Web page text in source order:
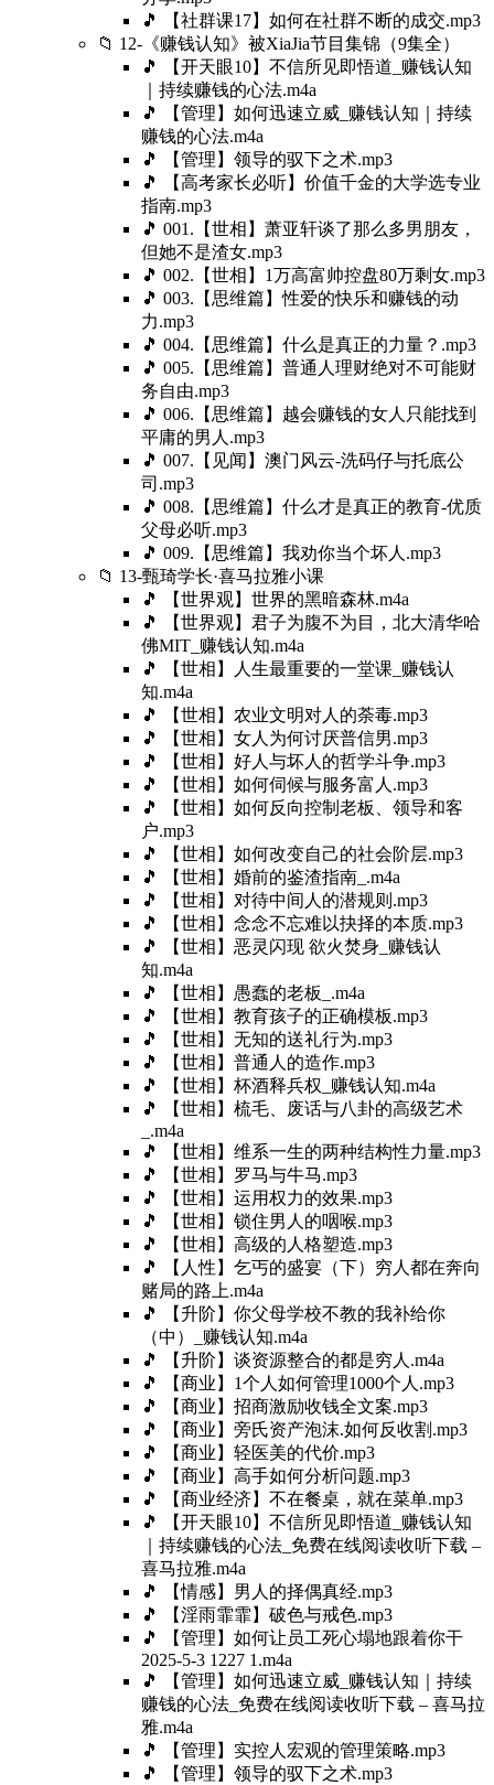
🎵 【社群课17】如何在社群不断的成交.mp3
📁 12-《赚钱认知》被XiaJia节目集锦（9集全）
🎵 【开天眼10】不信所见即悟道_赚钱认知
｜持续赚钱的心法.m4a
🎵 【管理】如何迅速立威_赚钱认知｜持续
赚钱的心法.m4a
🎵 【管理】领导的驭下之术.mp3
🎵 【高考家长必听】价值千金的大学选专业
指南.mp3
🎵 001.【世相】萧亚轩谈了那么多男朋友，
但她不是渣女.mp3
🎵 002.【世相】1万高富帅控盘80万剩女.mp3
🎵 003.【思维篇】性爱的快乐和赚钱的动
力.mp3
🎵 004.【思维篇】什么是真正的力量？.mp3
🎵 005.【思维篇】普通人理财绝对不可能财
务自由.mp3
🎵 006.【思维篇】越会赚钱的女人只能找到
平庸的男人.mp3
🎵 007.【见闻】澳门风云-洗码仔与托底公
司.mp3
🎵 008.【思维篇】什么才是真正的教育-优质
父母必听.mp3
🎵 009.【思维篇】我劝你当个坏人.mp3
📁 13-甄琦学长·喜马拉雅小课
🎵 【世界观】世界的黑暗森林.m4a
🎵 【世界观】君子为腹不为目，北大清华哈
佛MIT_赚钱认知.m4a
🎵 【世相】人生最重要的一堂课_赚钱认
知.m4a
🎵 【世相】农业文明对人的荼毒.mp3
🎵 【世相】女人为何讨厌普信男.mp3
🎵 【世相】好人与坏人的哲学斗争.mp3
🎵 【世相】如何伺候与服务富人.mp3
🎵 【世相】如何反向控制老板、领导和客
户.mp3
🎵 【世相】如何改变自己的社会阶层.mp3
🎵 【世相】婚前的鉴渣指南_.m4a
🎵 【世相】对待中间人的潜规则.mp3
🎵 【世相】念念不忘难以抉择的本质.mp3
🎵 【世相】恶灵闪现 欲火焚身_赚钱认
知.m4a
🎵 【世相】愚蠢的老板_.m4a
🎵 【世相】教育孩子的正确模板.mp3
🎵 【世相】无知的送礼行为.mp3
🎵 【世相】普通人的造作.mp3
🎵 【世相】杯酒释兵权_赚钱认知.m4a
🎵 【世相】梳毛、废话与八卦的高级艺术
_.m4a
🎵 【世相】维系一生的两种结构性力量.mp3
🎵 【世相】罗马与牛马.mp3
🎵 【世相】运用权力的效果.mp3
🎵 【世相】锁住男人的咽喉.mp3
🎵 【世相】高级的人格塑造.mp3
🎵 【人性】乞丐的盛宴（下）穷人都在奔向
赌局的路上.m4a
🎵 【升阶】你父母学校不教的我补给你
（中）_赚钱认知.m4a
🎵 【升阶】谈资源整合的都是穷人.m4a
🎵 【商业】1个人如何管理1000个人.mp3
🎵 【商业】招商激励收钱全文案.mp3
🎵 【商业】旁氏资产泡沫.如何反收割.mp3
🎵 【商业】轻医美的代价.mp3
🎵 【商业】高手如何分析问题.mp3
🎵 【商业经济】不在餐桌，就在菜单.mp3
🎵 【开天眼10】不信所见即悟道_赚钱认知
｜持续赚钱的心法_免费在线阅读收听下载 –
喜马拉雅.m4a
🎵 【情感】男人的择偶真经.mp3
🎵 【淫雨霏霏】破色与戒色.mp3
🎵 【管理】如何让员工死心塌地跟着你干
2025-5-3 1227 1.m4a
🎵 【管理】如何迅速立威_赚钱认知｜持续
赚钱的心法_免费在线阅读收听下载 – 喜马拉
雅.m4a
🎵 【管理】实控人宏观的管理策略.mp3
🎵 【管理】领导的驭下之术.mp3